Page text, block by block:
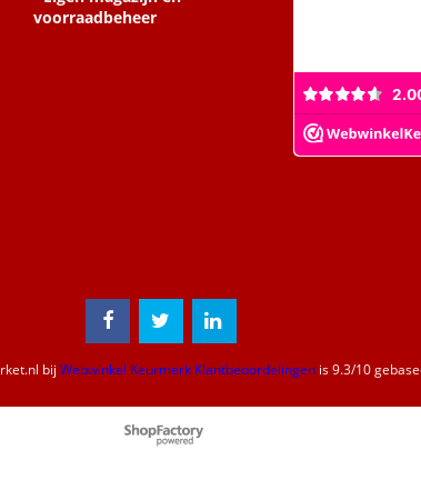
voorraadbeheer
bij Webwinkel Keurmerk Klantbeoordelingen is9.3/10
Webwinkel gemaakt met
ShopFactory webwinkel